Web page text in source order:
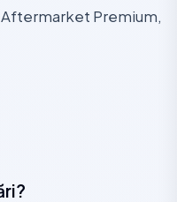
Premium,